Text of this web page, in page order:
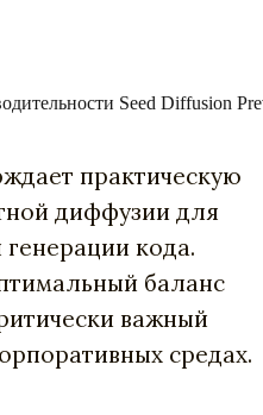
Seed Diffusion
практическую
диффузии для
кода.
баланс
важный
средах.